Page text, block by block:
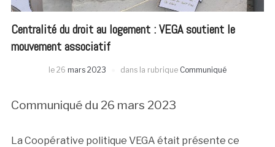
Centralité du droit au logement : VEGA soutient le
mouvement associatif
le 26 mars 2023 dans la rubrique Communiqué
Communiqué du 26 mars 2023
La Coopérative politique VEGA était présente ce